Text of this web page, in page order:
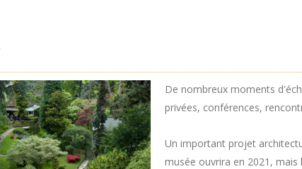
De nombreux moments
privées, conférences,
Un important projet
musée ouvrira en 2021,